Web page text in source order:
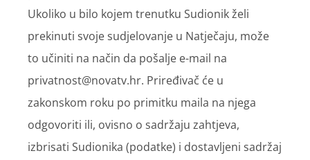
Ukoliko u bilo kojem trenutku Sudionik želi
prekinuti svoje sudjelovanje u Natječaju, može
to učiniti na način da pošalje e-mail na
privatnost@novatv.hr. Priređivač će u
zakonskom roku po primitku maila na njega
odgovoriti ili, ovisno o sadržaju zahtjeva,
izbrisati Sudionika (podatke) i dostavljeni sadržaj